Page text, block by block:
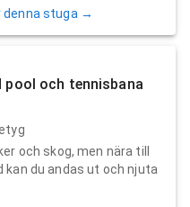
denna stuga →
pool och tennisbana
och skog, men nära till
du andas ut och njuta